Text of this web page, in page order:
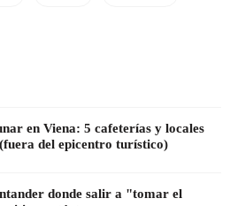
en Viena: 5 cafeterías y locales
del epicentro turístico)
donde salir a "tomar el